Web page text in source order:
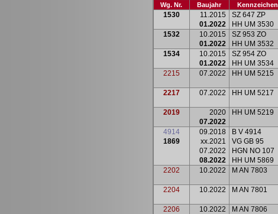
Wg. Nr. Baujahr Kennzeichen
1530
11.2015
01.2022
SZ 647 ZP
HH UM 3530
1532
10.2015
01.2022
SZ 953 ZO
HH UM 3532
1534
10.2015
01.2022
SZ 954 ZO
HH UM 3534
2215
07.2022 HH UM 5215
2217 07.2022 HH UM 5217
2019
2020
07.2022
HH UM 5219
4914
1869
09.2018
xx.2021
07.2022
08.2022
B V 4914
VG GB 95
HGN NO 107
HH UM 5869
2202 10.2022 M AN 7803
2204 10.2022 M AN 7801
2206 10.2022 M AN 7806